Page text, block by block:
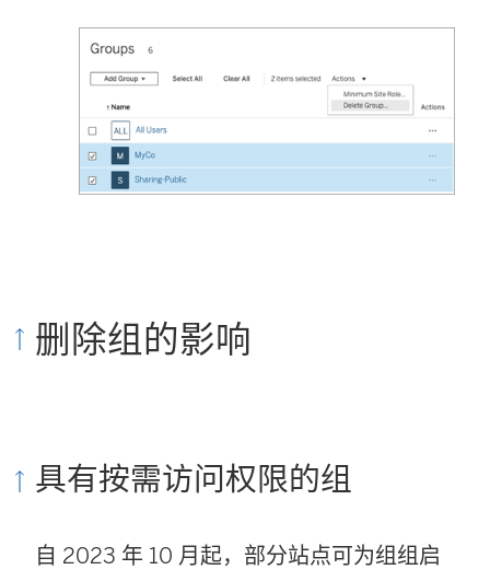
删除组的影响
具有按需访问权限的组
自 2023 年 10 月起，部分站点可为组组启